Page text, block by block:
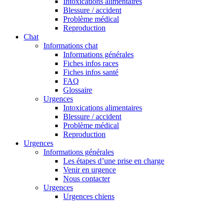
Blessure / accident
Problème médical
Reproduction
Chat
Informations chat
Informations générales
Fiches infos races
Fiches infos santé
FAQ
Glossaire
Urgences
Intoxications alimentaires
Blessure / accident
Problème médical
Reproduction
Urgences
Informations générales
Les étapes d’une prise en charge
Venir en urgence
Nous contacter
Urgences
Urgences chiens